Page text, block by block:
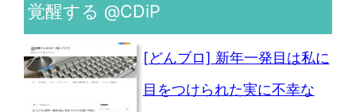
覚醒する @CDiP
[どんブロ] 新年一発目は私に
目をつけられた実に不幸な